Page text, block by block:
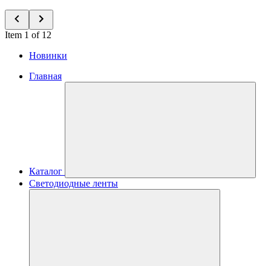
Item 1 of 12
Новинки
Главная
Каталог
Светодиодные ленты